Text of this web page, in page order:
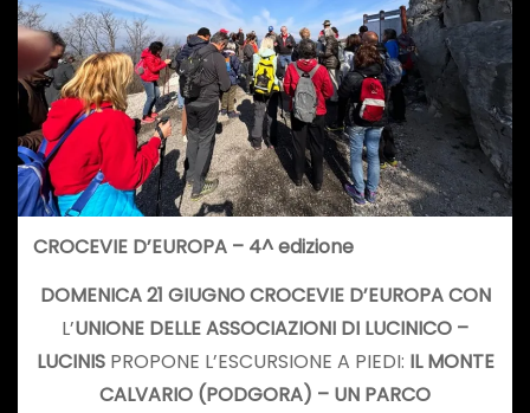
CROCEVIE D’EUROPA – 4^ edizione
DOMENICA 21 GIUGNO CROCEVIE D’EUROPA CON
L’UNIONE DELLE ASSOCIAZIONI DI LUCINICO –
LUCINIS PROPONE L’ESCURSIONE A PIEDI: IL MONTE
CALVARIO (PODGORA) – UN PARCO